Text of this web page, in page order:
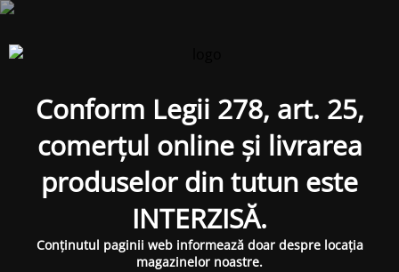
Conform Legii 278, art. 25,
comerțul online și livrarea
produselor din tutun este
INTERZISĂ.
Conținutul paginii web informează doar despre locația
magazinelor noastre.